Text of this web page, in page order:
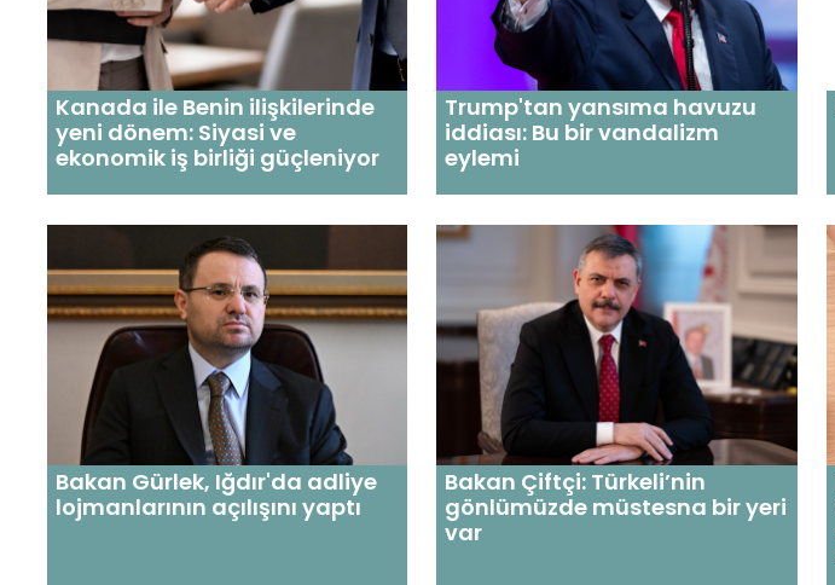
Kanada ile Benin ilişkilerinde
yeni dönem: Siyasi ve
ekonomik iş birliği güçleniyor
Trump'tan yansıma havuzu
iddiası: Bu bir vandalizm
eylemi
Bakan Gürlek, Iğdır'da adliye
lojmanlarının açılışını yaptı
Bakan Çiftçi: Türkeli’nin
gönlümüzde müstesna bir yeri
var